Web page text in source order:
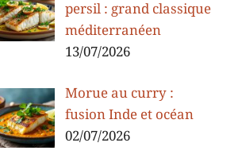
persil : grand classique
méditerranéen
13/07/2026
Morue au curry :
fusion Inde et océan
02/07/2026